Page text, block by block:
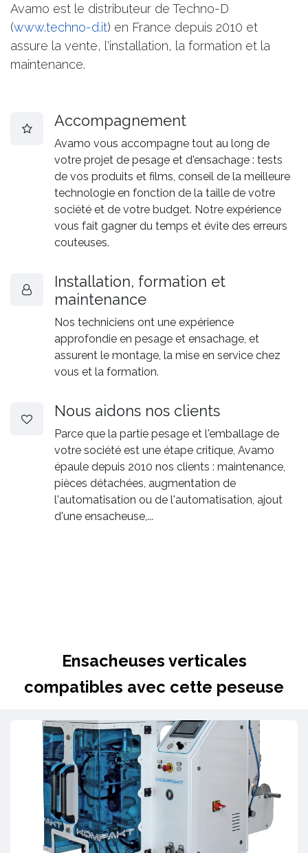
Avamo est le distributeur de Techno-D
(www.techno-d.it) en France depuis 2010 et
assure la vente, l'installation, la formation et la
maintenance.
Accompagnement
Avamo vous accompagne tout au long de
votre projet de pesage et d'ensachage : tests
de vos produits et films, conseil de la meilleure
technologie en fonction de la taille de votre
société et de votre budget. Notre expérience
vous fait gagner du temps et évite des erreurs
couteuses.
Installation, formation et
maintenance
Nos techniciens ont une expérience
approfondie en pesage et ensachage, et
assurent le montage, la mise en service chez
vous et la formation.
Nous aidons nos clients
Parce que la partie pesage et l'emballage de
votre société est une étape critique, Avamo
épaule depuis 2010 nos clients : maintenance,
pièces détachées, augmentation de
l'automatisation ou de l'automatisation, ajout
d'une ensacheuse,...
Ensacheuses verticales
compatibles avec cette peseuse